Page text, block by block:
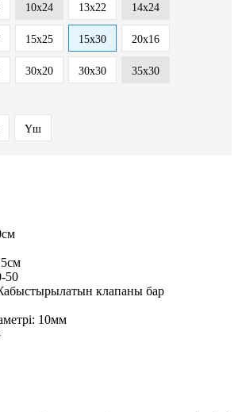
10x24 13x22 14x24
15x25 15x30 20x16
30x20 30x30 35x30
Үш
5см
50
клапаны бар
10мм